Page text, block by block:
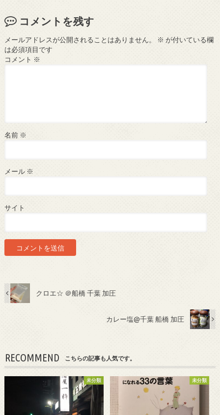
コメントを残す
メールアドレスが公開されることはありません。 ※ が付いている欄
は必須項目です
コメント ※
名前 ※
メール ※
サイト
クロエ☆ ＠船橋 千葉 加圧
カレー塩@千葉 船橋 加圧
RECOMMEND こちらの記事も人気です。
未分類 未分類